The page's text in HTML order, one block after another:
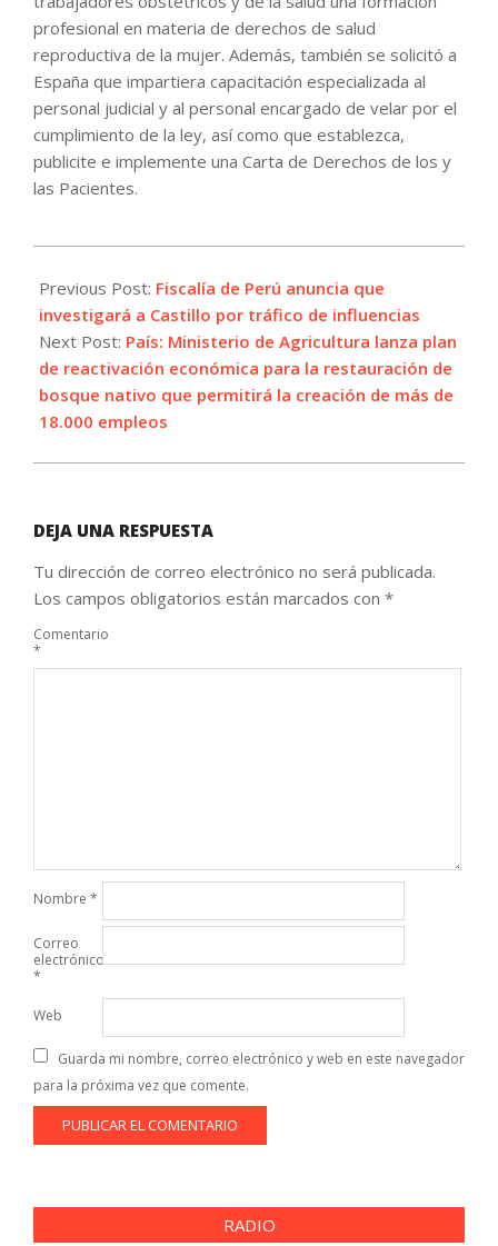
profesional en materia de derechos de salud
reproductiva de la mujer. Además, también se solicitó a
España que impartiera capacitación especializada al
personal judicial y al personal encargado de velar por el
cumplimiento de la ley, así como que establezca,
publicite e implemente una Carta de Derechos de los y
las Pacientes.
07-
14
Previous Post: Fiscalía de Perú anuncia que
investigará a Castillo por tráfico de influencias
Next Post: País: Ministerio de Agricultura lanza plan
de reactivación económica para la restauración de
bosque nativo que permitirá la creación de más de
18.000 empleos
DEJA UNA RESPUESTA
Tu dirección de correo electrónico no será publicada.
Los campos obligatorios están marcados con *
Comentario
*
Nombre *
Correo
electrónico
*
Web
Guarda mi nombre, correo electrónico y web en este navegador
para la próxima vez que comente.
RADIO